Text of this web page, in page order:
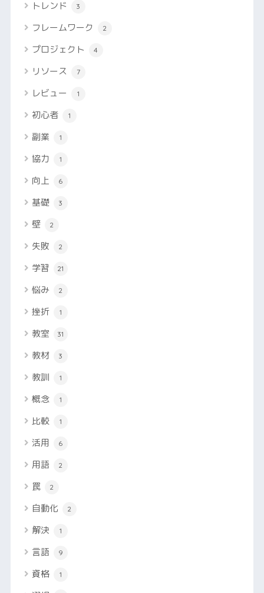
トレンド 3
フレームワーク 2
プロジェクト 4
リソース 7
レビュー 1
初心者 1
副業 1
協力 1
向上 6
基礎 3
壁 2
失敗 2
学習 21
悩み 2
挫折 1
教室 31
教材 3
教訓 1
概念 1
比較 1
活用 6
用語 2
罠 2
自動化 2
解決 1
言語 9
資格 1